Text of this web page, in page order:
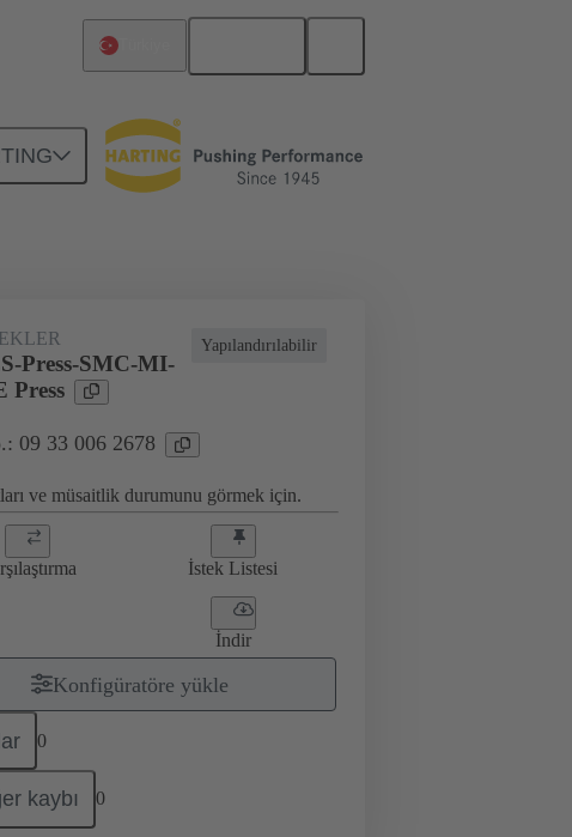
uygulamalar için 16 A'ya kadar akımlar
Yapılandırılabilir
Press-SMC-MI-
Press
09 33 006 2678
ve müsaitlik durumunu görmek için.
İstek Listesi
İndir
Konfigüratöre yükle
0
kaybı 0